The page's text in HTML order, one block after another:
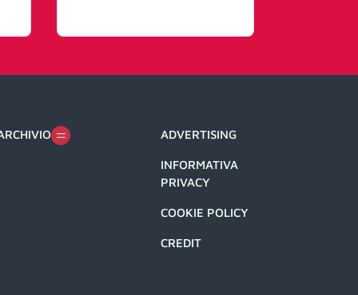
ADVERTISING
INFORMATIVA
PRIVACY
COOKIE POLICY
CREDIT